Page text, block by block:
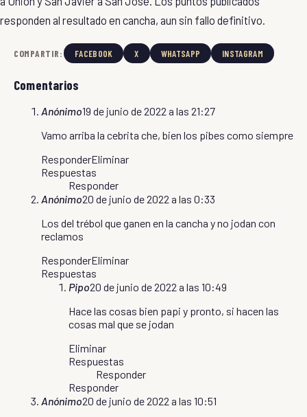
responden al resultado en cancha, aun sin fallo definitivo.
COMPARTIR: FACEBOOK X WHATSAPP INSTAGRAM
Comentarios
Anónimo19 de junio de 2022 a las 21:27
Vamo arriba la cebrita che, bien los pibes como siempre
ResponderEliminar
Respuestas
Responder
Anónimo20 de junio de 2022 a las 0:33
Los del trébol que ganen en la cancha y no jodan con
reclamos
ResponderEliminar
Respuestas
Pipo20 de junio de 2022 a las 10:49
Hace las cosas bien papi y pronto, si hacen las
cosas mal que se jodan
Eliminar
Respuestas
Responder
Responder
Anónimo20 de junio de 2022 a las 10:51